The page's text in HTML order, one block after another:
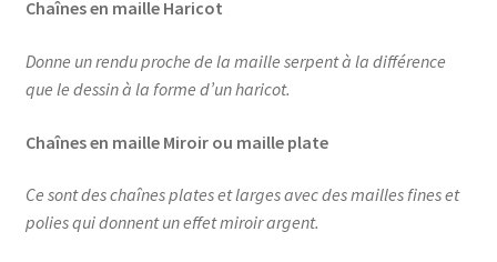
Chaînes en maille Haricot
Donne un rendu proche de la maille serpent à la différence
que le dessin à la forme d’un haricot.
Chaînes en maille Miroir ou maille plate
Ce sont des chaînes plates et larges avec des mailles fines et
polies qui donnent un effet miroir argent.